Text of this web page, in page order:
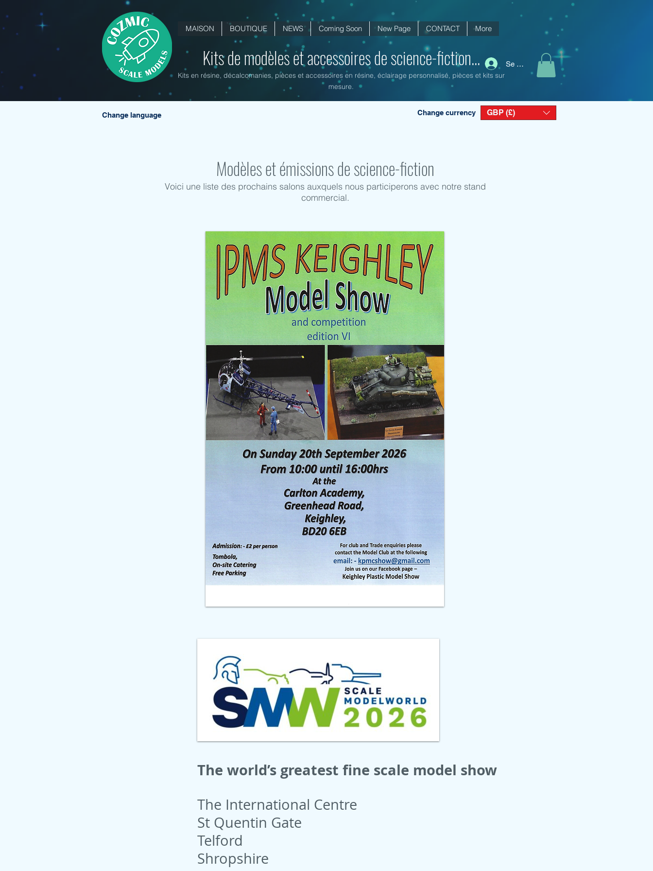
MAISON BOUTIQUE NEWS Coming Soon New Page CONTACT More
Se connecter
Kits de modèles et accessoires de science-fiction...
Kits en résine, décalcomanies, pièces et accessoires en résine, éclairage personnalisé, pièces et kits sur
mesure.
Change language Change currency GBP (£)
Modèles et émissions de science-fiction
Voici une liste des prochains salons auxquels nous participerons avec notre stand
commercial.
The world’s greatest fine scale model show
The International Centre
St Quentin Gate
Telford
Shropshire